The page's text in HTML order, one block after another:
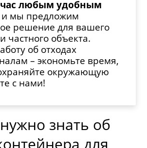
любым удобным
и мы предложим
решение для вашего
частного объекта.
об отходах
– экономьте время,
окружающую
с нами!
знать об
для